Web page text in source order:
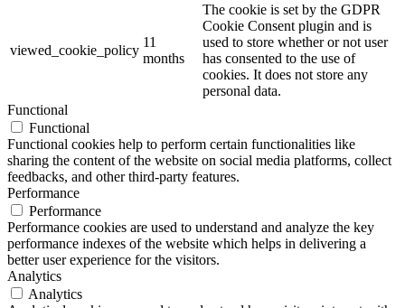
viewed_cookie_policy
11
months
The cookie is set by the GDPR
Cookie Consent plugin and is
used to store whether or not user
has consented to the use of
cookies. It does not store any
personal data.
Functional
Functional
Functional cookies help to perform certain functionalities like
sharing the content of the website on social media platforms, collect
feedbacks, and other third-party features.
Performance
Performance
Performance cookies are used to understand and analyze the key
performance indexes of the website which helps in delivering a
better user experience for the visitors.
Analytics
Analytics